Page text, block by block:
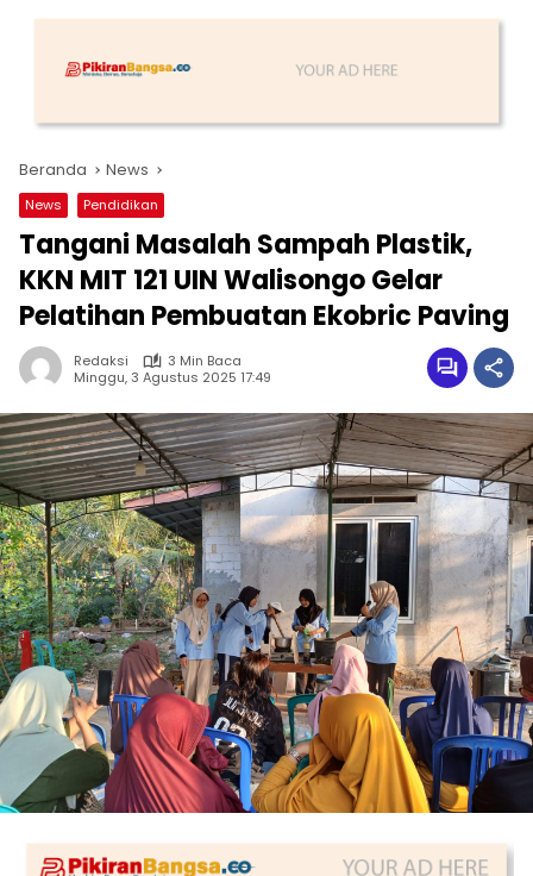
Beranda News
News Pendidikan
Tangani Masalah Sampah Plastik,
KKN MIT 121 UIN Walisongo Gelar
Pelatihan Pembuatan Ekobric Paving
Redaksi
3 Min Baca
Minggu, 3 Agustus 2025 17:49